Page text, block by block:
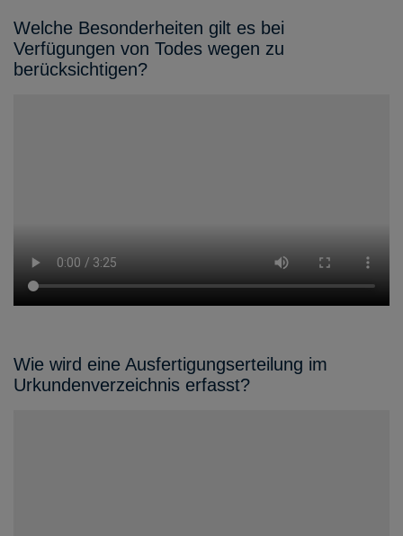
Welche Besonderheiten gilt es bei
Verfügungen von Todes wegen zu
berücksichtigen?
Wie wird eine Ausfertigungserteilung im
Urkundenverzeichnis erfasst?